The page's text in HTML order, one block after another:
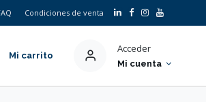
Condiciones de venta
Mi carrito
Acceder
Mi cuenta